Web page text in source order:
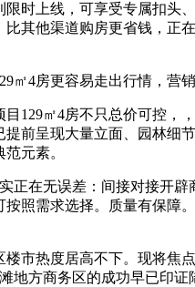
上线，可享受专属扣头
其他渠道购房更省钱，正
4房更容易走出行情，营
㎡4房不只总价可控，，
前呈现大量立面、园林细
元素。
在无误差：间接对接开辟
照需求选择。质量有保障
热度居高不下。现将焦
方商务区的成功早已印证